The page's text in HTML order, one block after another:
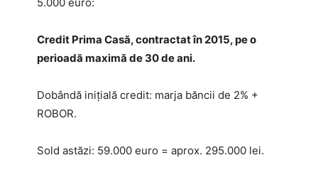
Credit Prima Casă, contractat în 2015, pe o
perioadă maximă de 30 de ani.
Dobândă inițială credit: marja băncii de 2% +
ROBOR.
Sold astăzi: 59.000 euro = aprox. 295.000 lei.